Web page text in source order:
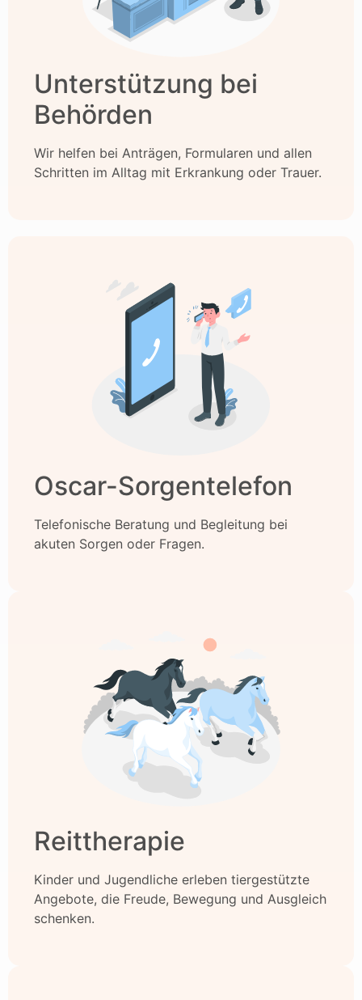
Unterstützung bei
Behörden
Wir helfen bei Anträgen, Formularen und allen
Schritten im Alltag mit Erkrankung oder Trauer.
Oscar-Sorgentelefon
Telefonische Beratung und Begleitung bei
akuten Sorgen oder Fragen.
Reittherapie
Kinder und Jugendliche erleben tiergestützte
Angebote, die Freude, Bewegung und Ausgleich
schenken.